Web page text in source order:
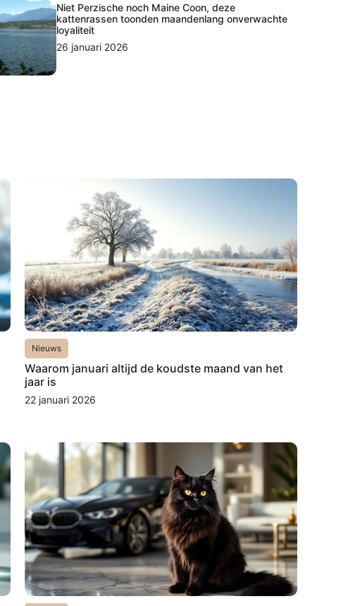
Niet Perzische noch Maine Coon, deze
kattenrassen toonden maandenlang onverwachte
loyaliteit
26 januari 2026
Nieuws
Waarom januari altijd de koudste maand van het
jaar is
22 januari 2026